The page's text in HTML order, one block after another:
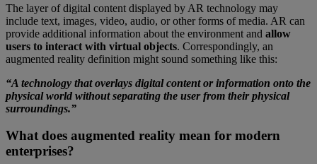
The layer of digital content displayed by AR technology may
include text, images, video, audio, or other forms of media. AR can
provide additional information about the environment and allow
users to interact with virtual objects. Correspondingly, an
augmented reality definition might sound something like this:
“A technology that overlays digital content or information onto the
physical world without separating the user from their physical
surroundings.”
What does augmented reality mean for modern
enterprises?